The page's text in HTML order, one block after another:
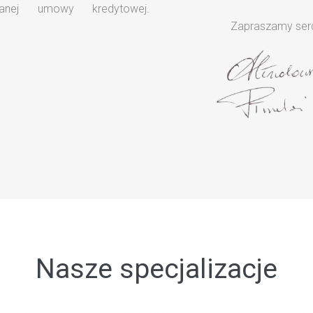
umowy kredytowej.
Zapraszamy
Nasze specjalizacje